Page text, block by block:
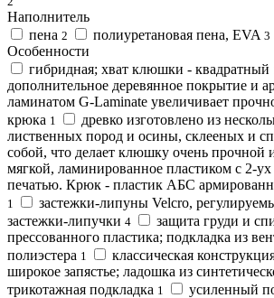
Наполнитель
пена 2 полиуретановая пена, EVA 3
Особенности
гибридная; хват клюшки - квадратный
дополнительное деревянное покрытие и
ламинатом G-Laminate увеличивает
крюка 1
древко изготовлено из
лиственных пород и осины, склееных и
собой, что делает клюшку очень прочной
мягкой, ламинированное пластиком с 2-ух
печатью. Крюк - пластик АБС
1 застежки-липуны Velcro,
застежки-липучки 4
защита груди и
прессованного пластика; подкладка из
полиэстера 1
классическая
широкое запястье; ладошка из
трикотажная подкладка 1
усиленный